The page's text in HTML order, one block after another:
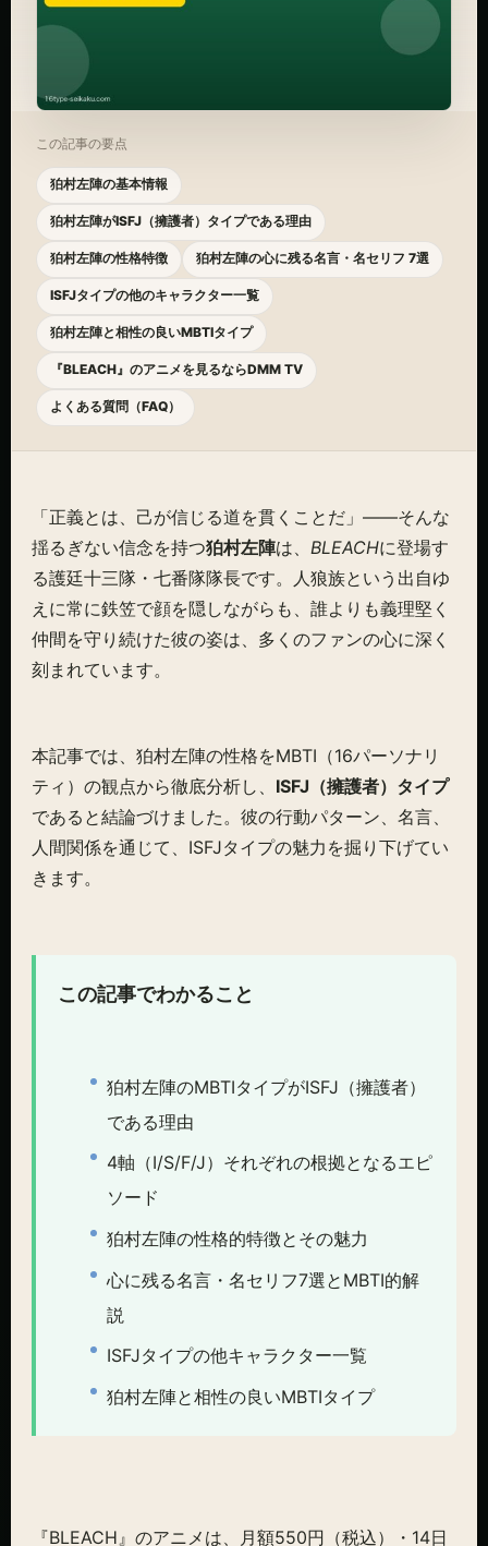
この記事の要点
狛村左陣の基本情報
狛村左陣がISFJ（擁護者）タイプである理由
狛村左陣の性格特徴 狛村左陣の心に残る名言・名セリフ 7選
ISFJタイプの他のキャラクター一覧
狛村左陣と相性の良いMBTIタイプ
『BLEACH』のアニメを見るならDMM TV
よくある質問（FAQ）
「正義とは、己が信じる道を貫くことだ」――そんな
揺るぎない信念を持つ狛村左陣は、 BLEACHに登場す
る護廷十三隊・七番隊隊長です。人狼族という出自ゆ
えに常に鉄笠で顔を隠しながらも、誰よりも義理堅く
仲間を守り続けた彼の姿は、多くのファンの心に深く
刻まれています。
本記事では、狛村左陣の性格をMBTI（16パーソナリ
ティ）の観点から徹底分析し、 ISFJ（擁護者）タイプ
であると結論づけました。彼の行動パターン、名言、
人間関係を通じて、ISFJタイプの魅力を掘り下げてい
きます。
この記事でわかること
狛村左陣のMBTIタイプがISFJ（擁護者）
である理由
4軸（I/S/F/J）それぞれの根拠となるエピ
ソード
狛村左陣の性格的特徴とその魅力
心に残る名言・名セリフ7選とMBTI的解
説
ISFJタイプの他キャラクター一覧
狛村左陣と相性の良いMBTIタイプ
『BLEACH』のアニメは、月額550円（税込）・14日